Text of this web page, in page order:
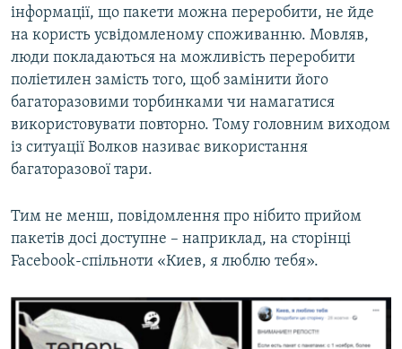
інформації, що пакети можна переробити, не йде
на користь усвідомленому споживанню. Мовляв,
люди покладаються на можливість переробити
поліетилен замість того, щоб замінити його
багаторазовими торбинками чи намагатися
використовувати повторно. Тому головним виходом
із ситуації Волков називає використання
багаторазової тари.
Тим не менш, повідомлення про нібито прийом
пакетів досі доступне – наприклад, на сторінці
Facebook-спільноти «Киев, я люблю тебя».